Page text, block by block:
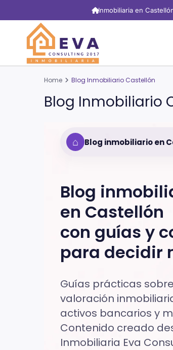
Inmobiliaria en
Home Blog Inmobiliario Castellón
Blog Inmobiliario
⌂ Blog inmobiliario en
Blog
en Castellón
con guías y
para decidir
Guías prácticas
valoración
activos bancarios y
Contenido creado
Inmobiliaria Eva